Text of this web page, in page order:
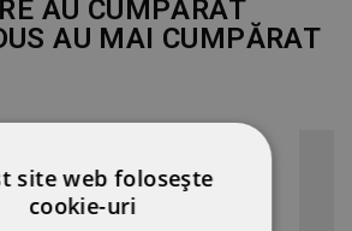
AU CUMPĂRAT
AU MAI CUMPĂRAT
site web folosește
cookie-uri